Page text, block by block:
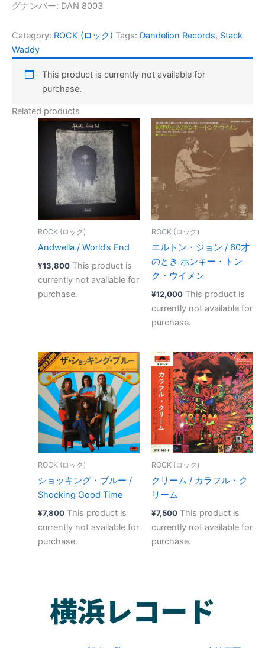
グナンバー: DAN 8003
Category: ROCK (ロック) Tags: Dandelion Records, Stack
Waddy
This product is currently not available for
purchase.
Related products
ROCK (ロック)
Andwella / World’s End
¥13,800 This product is
currently not available for
purchase.
ROCK (ロック)
エルトン・ジョン / 60才
のとき ホンキー・トン
ク・ウイメン
¥12,000 This product is
currently not available for
purchase.
ROCK (ロック)
ショッキング・ブルー /
Shocking Good Time
¥7,800 This product is
currently not available for
purchase.
ROCK (ロック)
クリーム / カラフル・ク
リーム
¥7,500 This product is
currently not available for
purchase.